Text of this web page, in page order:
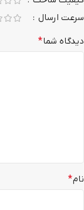
سرعت ارسال
دیدگاه شما*
نام*